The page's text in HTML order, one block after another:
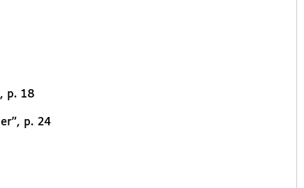
p. 18
p. 24